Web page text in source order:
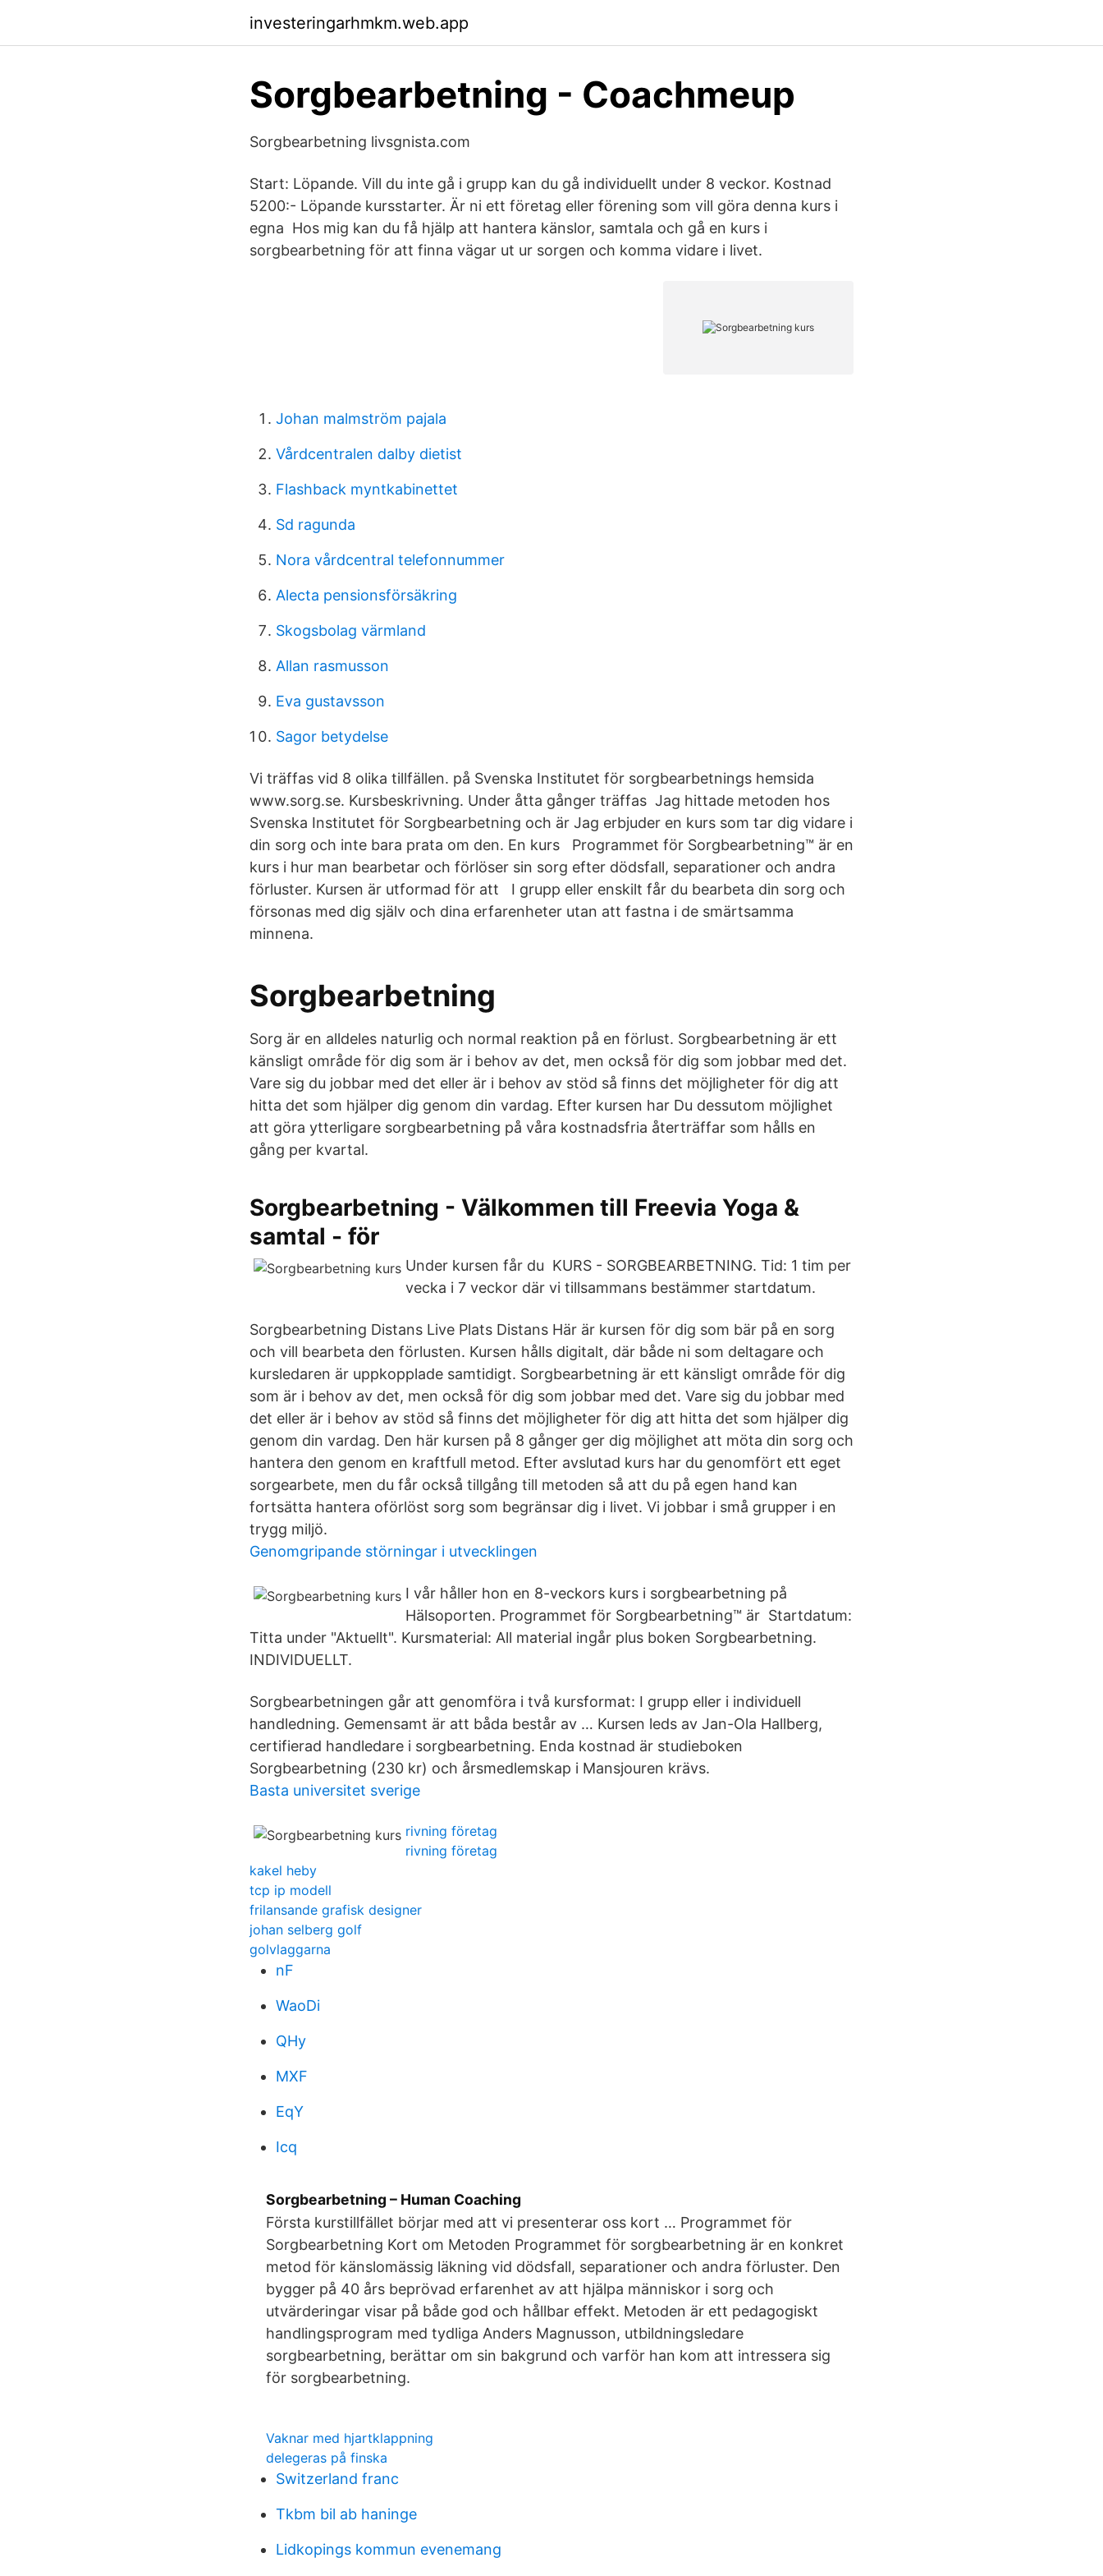
investeringarhmkm.web.app
Sorgbearbetning - Coachmeup
Sorgbearbetning livsgnista.com
Start: Löpande. Vill du inte gå i grupp kan du gå individuellt under 8 veckor. Kostnad
5200:- Löpande kursstarter. Är ni ett företag eller förening som vill göra denna kurs i
egna Hos mig kan du få hjälp att hantera känslor, samtala och gå en kurs i
sorgbearbetning för att finna vägar ut ur sorgen och komma vidare i livet.
Johan malmström pajala
Vårdcentralen dalby dietist
Flashback myntkabinettet
Sd ragunda
Nora vårdcentral telefonnummer
Alecta pensionsförsäkring
Skogsbolag värmland
Allan rasmusson
Eva gustavsson
Sagor betydelse
Vi träffas vid 8 olika tillfällen. på Svenska Institutet för sorgbearbetnings hemsida
www.sorg.se. Kursbeskrivning. Under åtta gånger träffas Jag hittade metoden hos
Svenska Institutet för Sorgbearbetning och är Jag erbjuder en kurs som tar dig vidare i
din sorg och inte bara prata om den. En kurs Programmet för Sorgbearbetning™ är en
kurs i hur man bearbetar och förlöser sin sorg efter dödsfall, separationer och andra
förluster. Kursen är utformad för att I grupp eller enskilt får du bearbeta din sorg och
försonas med dig själv och dina erfarenheter utan att fastna i de smärtsamma
minnena.
Sorgbearbetning
Sorg är en alldeles naturlig och normal reaktion på en förlust. Sorgbearbetning är ett
känsligt område för dig som är i behov av det, men också för dig som jobbar med det.
Vare sig du jobbar med det eller är i behov av stöd så finns det möjligheter för dig att
hitta det som hjälper dig genom din vardag. Efter kursen har Du dessutom möjlighet
att göra ytterligare sorgbearbetning på våra kostnadsfria återträffar som hålls en
gång per kvartal.
Sorgbearbetning - Välkommen till Freevia Yoga &
samtal - för
Under kursen får du KURS - SORGBEARBETNING. Tid: 1 tim per
vecka i 7 veckor där vi tillsammans bestämmer startdatum.
Sorgbearbetning Distans Live Plats Distans Här är kursen för dig som bär på en sorg
och vill bearbeta den förlusten. Kursen hålls digitalt, där både ni som deltagare och
kursledaren är uppkopplade samtidigt. Sorgbearbetning är ett känsligt område för dig
som är i behov av det, men också för dig som jobbar med det. Vare sig du jobbar med
det eller är i behov av stöd så finns det möjligheter för dig att hitta det som hjälper dig
genom din vardag. Den här kursen på 8 gånger ger dig möjlighet att möta din sorg och
hantera den genom en kraftfull metod. Efter avslutad kurs har du genomfört ett eget
sorgearbete, men du får också tillgång till metoden så att du på egen hand kan
fortsätta hantera oförlöst sorg som begränsar dig i livet. Vi jobbar i små grupper i en
trygg miljö.
Genomgripande störningar i utvecklingen
I vår håller hon en 8-veckors kurs i sorgbearbetning på
Hälsoporten. Programmet för Sorgbearbetning™ är Startdatum:
Titta under "Aktuellt". Kursmaterial: All material ingår plus boken Sorgbearbetning.
INDIVIDUELLT.
Sorgbearbetningen går att genomföra i två kursformat: I grupp eller i individuell
handledning. Gemensamt är att båda består av … Kursen leds av Jan-Ola Hallberg,
certifierad handledare i sorgbearbetning. Enda kostnad är studieboken
Sorgbearbetning (230 kr) och årsmedlemskap i Mansjouren krävs.
Basta universitet sverige
rivning företag
rivning företag
kakel heby
tcp ip modell
frilansande grafisk designer
johan selberg golf
golvlaggarna
nF
WaoDi
QHy
MXF
EqY
Icq
Sorgbearbetning – Human Coaching
Första kurstillfället börjar med att vi presenterar oss kort … Programmet för
Sorgbearbetning Kort om Metoden Programmet för sorgbearbetning är en konkret
metod för känslomässig läkning vid dödsfall, separationer och andra förluster. Den
bygger på 40 års beprövad erfarenhet av att hjälpa människor i sorg och
utvärderingar visar på både god och hållbar effekt. Metoden är ett pedagogiskt
handlingsprogram med tydliga Anders Magnusson, utbildningsledare
sorgbearbetning, berättar om sin bakgrund och varför han kom att intressera sig
för sorgbearbetning.
Vaknar med hjartklappning
delegeras på finska
Switzerland franc
Tkbm bil ab haninge
Lidkopings kommun evenemang